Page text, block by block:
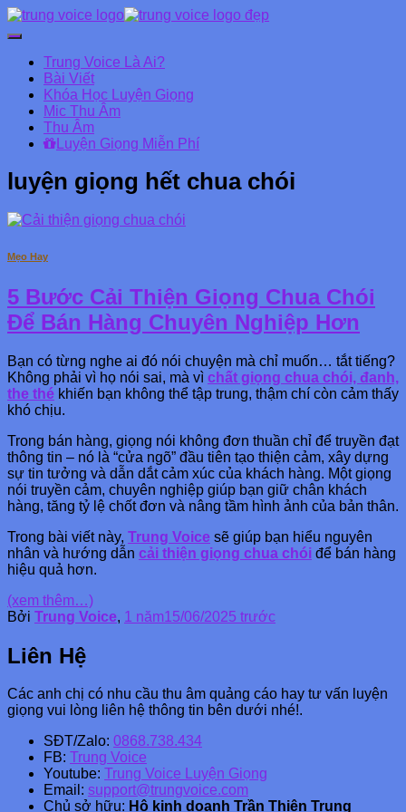
Chuyển
Danh
mục
chính
Trung Voice Là Ai?
Bài Viết
Khóa Học Luyện Giọng
Mic Thu Âm
Thu Âm
Luyện Giọng Miễn Phí
luyện giọng hết chua chói
Mẹo Hay
5 Bước Cải Thiện Giọng Chua Chói
Để Bán Hàng Chuyên Nghiệp Hơn
Bạn có từng nghe ai đó nói chuyện mà chỉ muốn… tắt tiếng?
Không phải vì họ nói sai, mà vì chất giọng chua chói, đanh,
the thé khiến bạn không thể tập trung, thậm chí còn cảm thấy
khó chịu.
Trong bán hàng, giọng nói không đơn thuần chỉ để truyền đạt
thông tin – nó là “cửa ngõ” đầu tiên tạo thiện cảm, xây dựng
sự tin tưởng và dẫn dắt cảm xúc của khách hàng. Một giọng
nói truyền cảm, chuyên nghiệp giúp bạn giữ chân khách
hàng, tăng tỷ lệ chốt đơn và nâng tầm hình ảnh của bản thân.
Trong bài viết này, Trung Voice sẽ giúp bạn hiểu nguyên
nhân và hướng dẫn cải thiện giọng chua chói để bán hàng
hiệu quả hơn.
(xem thêm…)
Bởi Trung Voice, 1 năm15/06/2025 trước
Liên Hệ
Các anh chị có nhu cầu thu âm quảng cáo hay tư vấn luyện
giọng vui lòng liên hệ thông tin bên dưới nhé!.
SĐT/Zalo: 0868.738.434
FB:
Trung Voice
Youtube:
Trung Voice Luyện Giọng
Email: support@trungvoice.com
Chủ sở hữu: Hộ kinh doanh Trần Thiên Trung